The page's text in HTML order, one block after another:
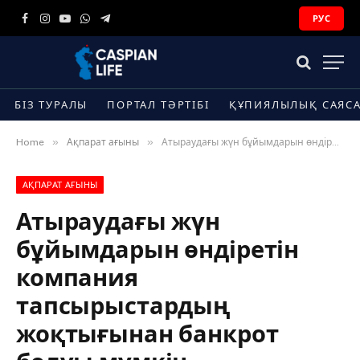
Facebook
Instagram
YouTube
WhatsApp
Telegram
РУС
БІЗ ТУРАЛЫ ПОРТАЛ ТӘРТІБІ ҚҰПИЯЛЫЛЫҚ
Home » Ақпарат ағыны » Атыраудағы жүн бұйымдарын өндіретін компания тапсырыстардың жоқтығынан банкрот болуы мүмкін
АҚПАРАТ АҒЫНЫ
Атыраудағы жүн
бұйымдарын өндіретін
компания
тапсырыстардың
жоқтығынан банкрот